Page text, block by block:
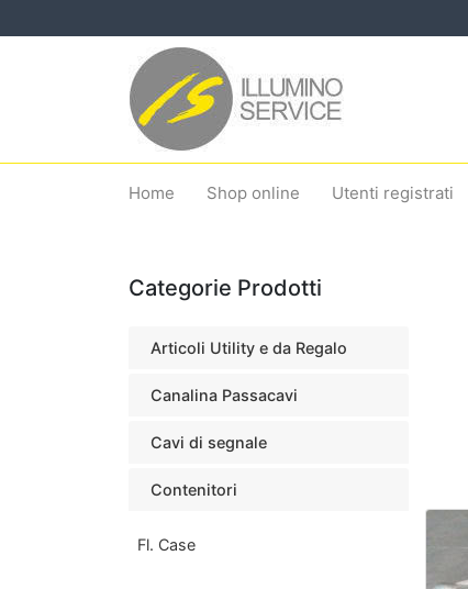
Home Shop online Utenti registrati
Categorie Prodotti
Articoli Utility e da Regalo
Canalina Passacavi
Cavi di segnale
Contenitori
Fl. Case